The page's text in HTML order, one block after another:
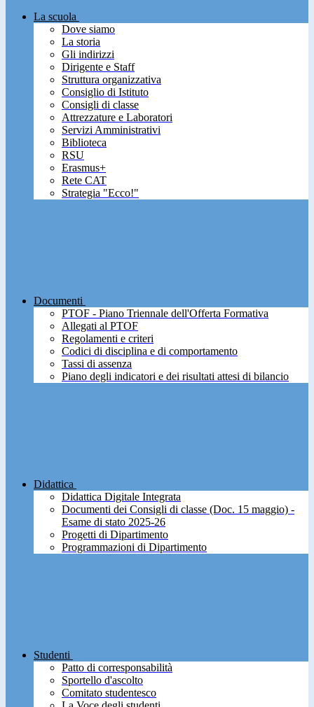
La scuola
Dove siamo
La storia
Gli indirizzi
Dirigente e Staff
Struttura organizzativa
Consiglio di Istituto
Consigli di classe
Attrezzature e Laboratori
Servizi Amministrativi
Biblioteca
RSU
Erasmus+
Rete CAT
Strategia "Ecco!"
Documenti
PTOF - Piano Triennale dell'Offerta Formativa
Allegati al PTOF
Regolamenti e criteri
Codici di disciplina e di comportamento
Tassi di assenza
Piano degli indicatori e dei risultati attesi di bilancio
Didattica
Didattica Digitale Integrata
Documenti dei Consigli di classe (Doc. 15 maggio) -
Esame di stato 2025-26
Progetti di Dipartimento
Programmazioni di Dipartimento
Studenti
Patto di corresponsabilità
Sportello d'ascolto
Comitato studentesco